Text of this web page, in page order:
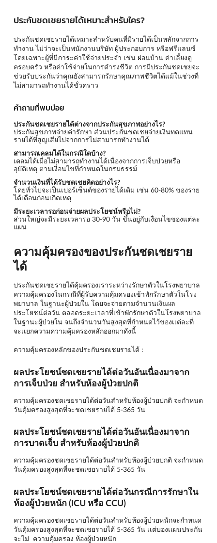
ประกันชดเชยรายได้เหมาะสำหรับใคร?
ประกันชดเชยรายได้เหมาะสำหรับคนที่มีรายได้เป็นหลักจากการ
ทำงาน ไม่ว่าจะเป็นพนักงานบริษัท ผู้ประกอบการ หรือฟรีแลนซ์
โดยเฉพาะผู้ที่มีภาระค่าใช้จ่ายประจำ เช่น ผ่อนบ้าน ค่าเลี้ยงดู
ครอบครัว หรือค่าใช้จ่ายในการดำรงชีวิต การมีประกันชดเชยจะ
ช่วยรับประกันว่าคุณยังสามารถรักษาคุณภาพชีวิตได้แม้ในช่วงที่
ไม่สามารถทำงานได้ชั่วคราว
คำถามที่พบบ่อย
ประกันชดเชยรายได้ต่างจากประกันสุขภาพอย่างไร?
ประกันสุขภาพจ่ายค่ารักษา ส่วนประกันชดเชยจ่ายเงินทดแทน
รายได้ที่สูญเสียไปจากการไม่สามารถทำงานได้
สามารถเคลมได้ในกรณีใดบ้าง?
เคลมได้เมื่อไม่สามารถทำงานได้เนื่องจากการเจ็บป่วยหรือ
อุบัติเหตุ ตามเงื่อนไขที่กำหนดในกรมธรรม์
จำนวนเงินที่ได้รับชดเชยคิดอย่างไร?
โดยทั่วไปจะเป็นเปอร์เซ็นต์ของรายได้เดิม เช่น 60-80% ของราย
ได้เดือนก่อนเกิดเหตุ
มีระยะเวลารอก่อนจ่ายผลประโยชน์หรือไม่?
ส่วนใหญ่จะมีระยะเวลารอ 30-90 วัน ขึ้นอยู่กับเงื่อนไขของแต่ละ
แผน
ความคุ้มครองของประกันชดเชยราย
ได้
ประกันชดเชยรายได้คุ้มครองเราระหว่างรักษาตัวในโรงพยาบาล
ความคุ้มครองในกรณีที่ผู้รับความคุ้มครองเข้าพักรักษาตัวในโรง
พยาบาล ในฐานะผู้ป่วยใน โดยจะจ่ายตามจำนวนเงินผล
ประโยชน์ต่อวัน ตลอดระยะเวลาที่เข้าพักรักษาตัวในโรงพยาบาล
ในฐานะผู้ป่วยใน จนถึงจำนวนวันสูงสุดที่กำหนดไว้ของเเต่ละที่
จะเเยกความความคุ้มครองหลักออกมาดังนี้
ความคุ้มครองหลักของประกันชดเชยรายได้ :
ผลประโยชน์ชดเชยรายได้ต่อวันอันเนื่องมาจาก
การเจ็บป่วย สำหรับห้องผู้ป่วยปกติ
ความคุ้มครองชดเชยรายได้ต่อวันสำหรับห้องผู้ป่วยปกติ จะกำหนด
วันคุ้มครองสูงสุดที่จะชดเชยรายได้ 5-365 วัน
ผลประโยชน์ชดเชยรายได้ต่อวันอันเนื่องมาจาก
การบาดเจ็บ สำหรับห้องผู้ป่วยปกติ
ความคุ้มครองชดเชยรายได้ต่อวันสำหรับห้องผู้ป่วยปกติ จะกำหนด
วันคุ้มครองสูงสุดที่จะชดเชยรายได้ 5-365 วัน
ผลประโยชน์ชดเชยรายได้ต่อวันกรณีการรักษาใน
ห้องผู้ป่วยหนัก (ICU หรือ CCU)
ความคุ้มครองชดเชยรายได้ต่อวันสำหรับห้องผู้ป่วยหนักจะกำหนด
วันคุ้มครองสูงสุดที่จะชดเชยรายได้ 5-365 วัน เเต่บองเเผนประกัน
จะไม่ ความคุ้มครอง ห้องผู้ป่วยหนัก